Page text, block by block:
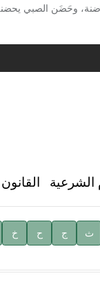
وحَضَن الصبي
عام لهيئة الموسوعة
السيد بجائزة مجمع الملك
عام لهيئة الموسوعة
الشرعية
ث ج ح خ